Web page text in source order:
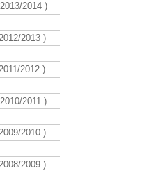
2014 )
2013 )
2012 )
2011 )
2010 )
2009 )